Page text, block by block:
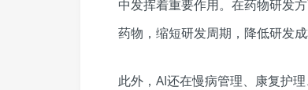
中发挥着重要作用。在药物研发
药物，缩短研发周期，降低研发成
此外，AI还在慢病管理、康复护